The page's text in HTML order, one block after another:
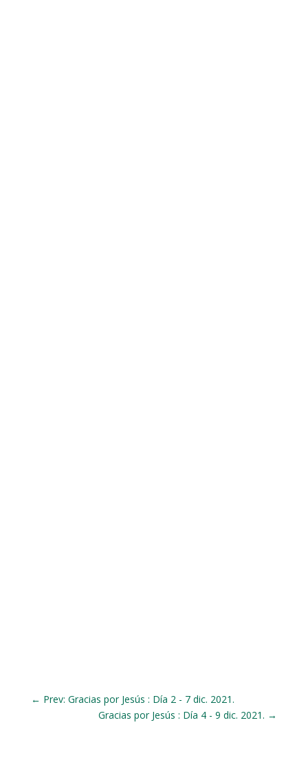
← Prev: Gracias por Jesús : Día 2 - 7 dic. 2021.
Gracias por Jesús : Día 4 - 9 dic. 2021. →